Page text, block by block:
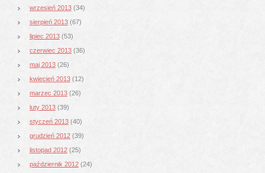
wrzesień 2013 (34)
sierpień 2013 (67)
lipiec 2013 (53)
czerwiec 2013 (36)
maj 2013 (26)
kwiecień 2013 (12)
marzec 2013 (26)
luty 2013 (39)
styczeń 2013 (40)
grudzień 2012 (39)
listopad 2012 (25)
październik 2012 (24)